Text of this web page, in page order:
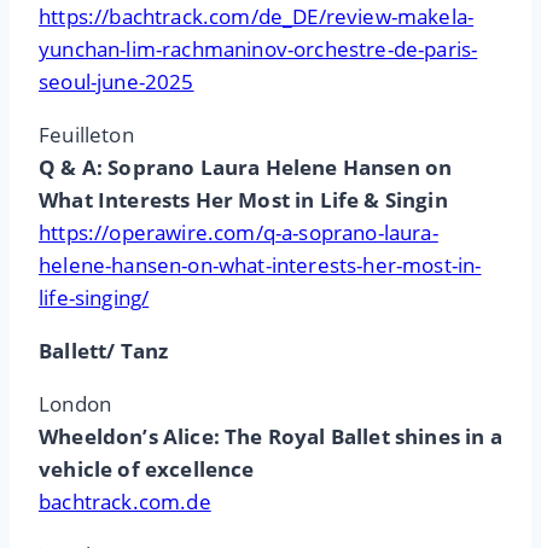
https://bachtrack.com/de_DE/review-makela-
yunchan-lim-rachmaninov-orchestre-de-paris-
seoul-june-2025
Feuilleton
Q & A: Soprano Laura Helene Hansen on
What Interests Her Most in Life & Singin
https://operawire.com/q-a-soprano-laura-
helene-hansen-on-what-interests-her-most-in-
life-singing/
Ballett/ Tanz
London
Wheeldon’s Alice: The Royal Ballet shines in a
vehicle of excellence
bachtrack.com.de